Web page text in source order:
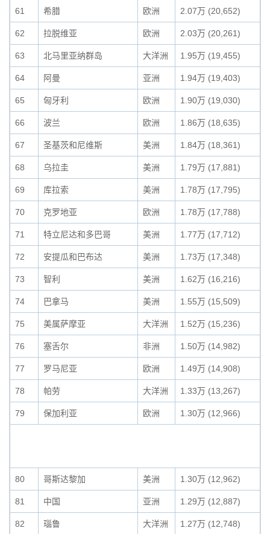
61 希腊 欧洲 2.07万 (20,652)
62 拉脱维亚 欧洲 2.03万 (20,261)
63 北马里亚纳群岛 大洋洲 1.95万 (19,455)
64 阿曼 亚洲 1.94万 (19,403)
65 匈牙利 欧洲 1.90万 (19,030)
66 波兰 欧洲 1.86万 (18,635)
67 圣基茨和尼维斯 美洲 1.84万 (18,361)
68 乌拉圭 美洲 1.79万 (17,881)
69 库拉索 美洲 1.78万 (17,795)
70 克罗地亚 欧洲 1.78万 (17,788)
71 特立尼达和多巴哥 美洲 1.77万 (17,712)
72 安提瓜和巴布达 美洲 1.73万 (17,348)
73 智利 美洲 1.62万 (16,216)
74 巴拿马 美洲 1.55万 (15,509)
75 美属萨摩亚 大洋洲 1.52万 (15,236)
76 塞舌尔 非洲 1.50万 (14,982)
77 罗马尼亚 欧洲 1.49万 (14,908)
78 帕劳 大洋洲 1.33万 (13,267)
79 保加利亚 欧洲 1.30万 (12,966)
80 哥斯达黎加 美洲 1.30万 (12,962)
81 中国 亚洲 1.29万 (12,887)
82 瑙鲁 大洋洲 1.27万 (12,748)